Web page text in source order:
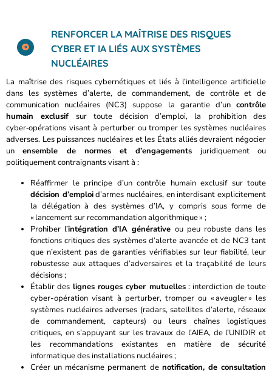
RENFORCER LA MAÎTRISE DES RISQUES
CYBER ET IA LIÉS AUX SYSTÈMES
NUCLÉAIRES
La maîtrise des risques cybernétiques et liés à l’intelligence artificielle
dans les systèmes d’alerte, de commandement, de contrôle et de
communication nucléaires (NC3) suppose la garantie d’un contrôle
humain exclusif sur toute décision d’emploi, la prohibition des
cyber‑opérations visant à perturber ou tromper les systèmes nucléaires
adverses. Les puissances nucléaires et les États alliés devraient négocier
unensemble de normes et d’engagements juridiquement ou
politiquement contraignants visant à :
Réaffirmer le principe d’un contrôle humain exclusif sur toute
décision d’emploid’armes nucléaires, en interdisant explicitement
la délégation à des systèmes d’IA, y compris sous forme de
« lancement sur recommandation algorithmique » ;
Prohiber l’intégration d’IA générative ou peu robuste dans les
fonctions critiques des systèmes d’alerte avancée et de NC3 tant
que n’existent pas de garanties vérifiables sur leur fiabilité, leur
robustesse aux attaques d’adversaires et la traçabilité de leurs
décisions ;
Établir des lignes rouges cyber mutuelles: interdiction de toute
cyber-opération visant à perturber, tromper ou « aveugler » les
systèmes nucléaires adverses (radars, satellites d’alerte, réseaux
de commandement, capteurs) ou leurs chaînes logistiques
critiques, en s’appuyant sur les travaux de l’AIEA, de l’UNIDIR et
les recommandations existantes en matière de sécurité
informatique des installations nucléaires ;
Créer un mécanisme permanent de notification, de consultation